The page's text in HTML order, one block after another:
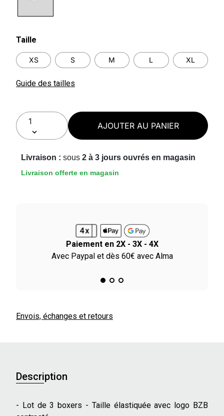
Taille
XS S M L XL
Guide des tailles
AJOUTER AU PANIER
Livraison : sous 2 à 3 jours ouvrés en magasin
Livraison offerte en magasin
Paiement en 2X - 3X - 4X
Avec Paypal et dès 60€ avec Alma
Envois, échanges et retours
Description
- Lot de 3 boxers - Taille élastiquée avec logo BZB